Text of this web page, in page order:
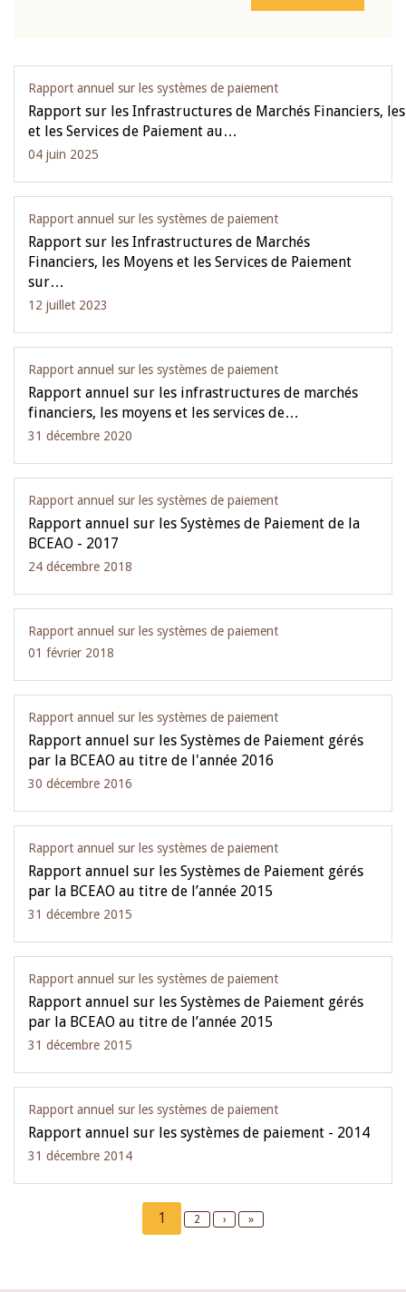
Rapport annuel sur les systèmes de paiement
Rapport sur les Infrastructures de Marchés Financiers,
et les Services de Paiement au…
04 juin 2025
Rapport annuel sur les systèmes de paiement
Rapport sur les Infrastructures de Marchés
Financiers, les Moyens et les Services de Paiement
sur…
12 juillet 2023
Rapport annuel sur les systèmes de paiement
Rapport annuel sur les infrastructures de marchés
financiers, les moyens et les services de…
31 décembre 2020
Rapport annuel sur les systèmes de paiement
Rapport annuel sur les Systèmes de Paiement de la
BCEAO - 2017
24 décembre 2018
Rapport annuel sur les systèmes de paiement
01 février 2018
Rapport annuel sur les systèmes de paiement
Rapport annuel sur les Systèmes de Paiement gérés
par la BCEAO au titre de l'année 2016
30 décembre 2016
Rapport annuel sur les systèmes de paiement
Rapport annuel sur les Systèmes de Paiement gérés
par la BCEAO au titre de l’année 2015
31 décembre 2015
Rapport annuel sur les systèmes de paiement
Rapport annuel sur les Systèmes de Paiement gérés
par la BCEAO au titre de l’année 2015
31 décembre 2015
Rapport annuel sur les systèmes de paiement
Rapport annuel sur les systèmes de paiement - 2014
31 décembre 2014
Current
page
1 Page
2
Next
›
Last
»